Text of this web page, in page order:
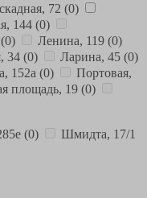
72 (0)
144 (0)
(0) Ленина, 119 (0)
34 (0) Ларина, 45 (0)
152а (0)
Портовая,
площадь, 19 (0)
(0)
Шмидта, 17/1